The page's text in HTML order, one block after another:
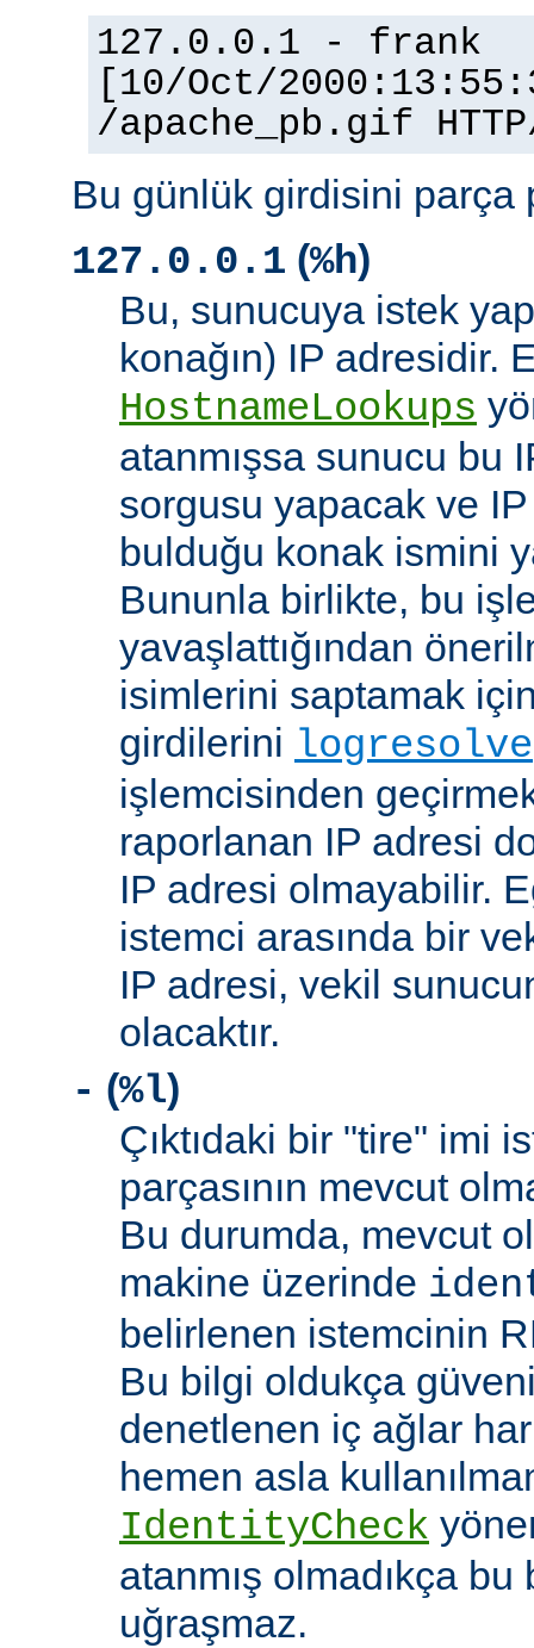
127.0.0.1 - frank
[10/Oct/
/apache_pb.gif
Bu günlük girdisini parça
127.0.0.1 (%h)
Bu, sunucuya istek
konağın) IP adresidir.
HostnameLookups
atanmışsa sunucu bu
sorgusu yapacak ve
bulduğu konak ismini
Bununla birlikte, bu
yavaşlattığından
isimlerini saptamak
girdilerini logresolve
işlemcisinden
raporlanan IP adresi
IP adresi olmayabilir.
istemci arasında bir
IP adresi, vekil
olacaktır.
- (%l)
Çıktıdaki bir "tire" imi
parçasının mevcut
Bu durumda, mevcut
makine üzerinde
belirlenen istemcinin
Bu bilgi oldukça
denetlenen iç ağlar
hemen asla
IdentityCheck
atanmış olmadıkça
uğraşmaz.